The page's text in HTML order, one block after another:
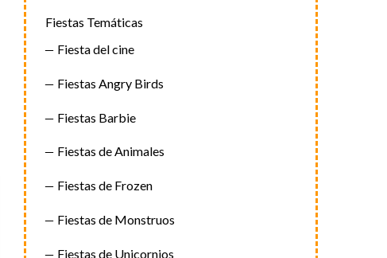
Fiestas Temáticas
Fiesta del cine
Fiestas Angry Birds
Fiestas Barbie
Fiestas de Animales
Fiestas de Frozen
Fiestas de Monstruos
Fiestas de Unicornios